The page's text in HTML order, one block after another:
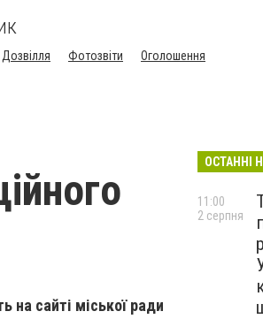
Дозвілля Фотозвіти
Оголошення
на сайті міської ради
ОСТАННІ
11:00
2 серпня